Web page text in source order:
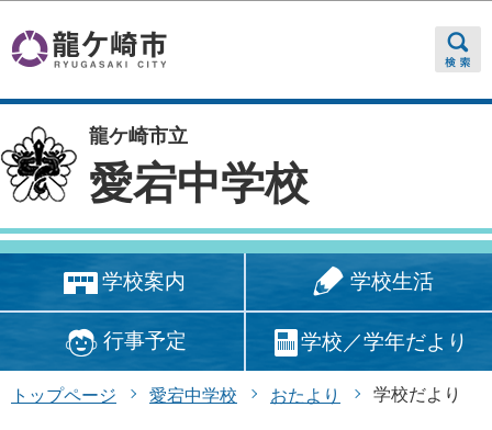
龍ケ崎市立
愛宕中学校
学校案内 学校生活
行事予定 学校／学年だより
トップページ 愛宕中学校 おたより 学校だより